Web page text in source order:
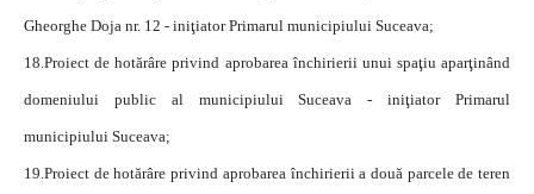
Gheorghe Doja nr. 12 - iniţiator Primarul municipiului Suceava;
18.Proiect de hotărâre privind aprobarea închirierii unui spaţiu aparţinând
domeniului public al municipiului Suceava - iniţiator Primarul
municipiului Suceava;
19.Proiect de hotărâre privind aprobarea închirierii a două parcele de teren